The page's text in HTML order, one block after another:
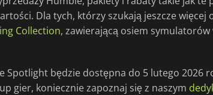
Dla tych, którzy szukają jeszcze więcej
Collection, zawierającą osiem symulatorów
będzie dostępna do 5 lutego 2026
gier, koniecznie zapoznaj się z naszym